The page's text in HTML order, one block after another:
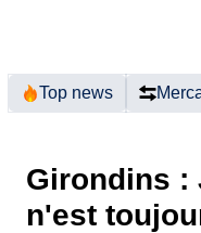
Top news
Girondins :
n'est